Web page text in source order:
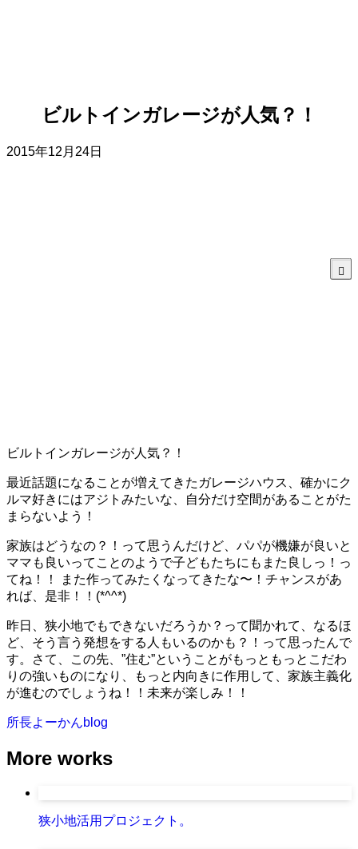
ビルトインガレージが人気？！
2015年12月24日
ビルトインガレージが人気？！
最近話題になることが増えてきたガレージハウス、確かにク
ルマ好きにはアジトみたいな、自分だけ空間があることがた
まらないよう！
家族はどうなの？！って思うんだけど、パパが機嫌が良いと
ママも良いってことのようで子どもたちにもまた良しっ！っ
てね！！ また作ってみたくなってきたな〜！チャンスがあ
れば、是非！！(*^^*)
昨日、狭小地でもできないだろうか？って聞かれて、なるほ
ど、そう言う発想をする人もいるのかも？！って思ったんで
す。さて、この先、”住む”ということがもっともっとこだわ
りの強いものになり、もっと内向きに作用して、家族主義化
が進むのでしょうね！！未来が楽しみ！！
所長よーかんblog
More works
狭小地活用プロジェクト。